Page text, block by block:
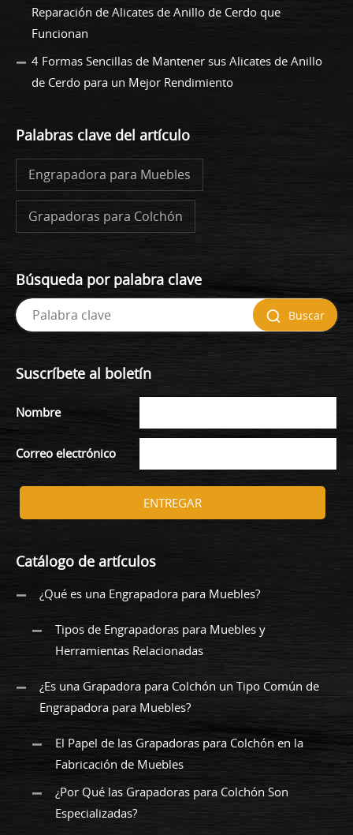
Reparación de Alicates de Anillo de Cerdo que
Funcionan
4 Formas Sencillas de Mantener sus Alicates de Anillo
de Cerdo para un Mejor Rendimiento
Palabras clave del artículo
Engrapadora para Muebles
Grapadoras para Colchón
Búsqueda por palabra clave
Buscar
Suscríbete al boletín
Nombre
Correo electrónico
ENTREGAR
Catálogo de artículos
¿Qué es una Engrapadora para Muebles?
Tipos de Engrapadoras para Muebles y
Herramientas Relacionadas
¿Es una Grapadora para Colchón un Tipo Común de
Engrapadora para Muebles?
El Papel de las Grapadoras para Colchón en la
Fabricación de Muebles
¿Por Qué las Grapadoras para Colchón Son
Especializadas?